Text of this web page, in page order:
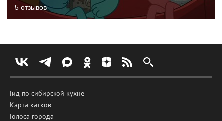
5 отзывов
Гид по сибирской кухне
Карта катков
Голоса города